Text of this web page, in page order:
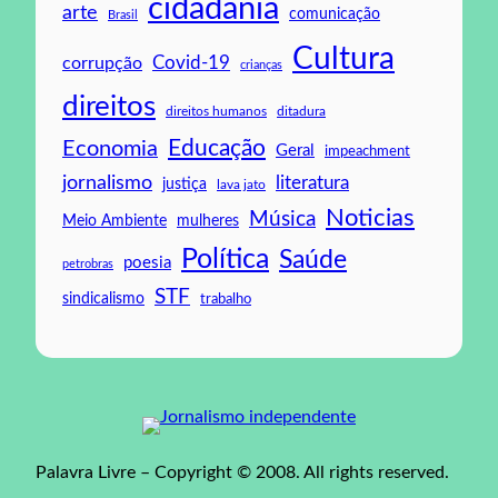
arte Brasil cidadania comunicação
corrupção Covid-19 crianças Cultura
direitos direitos humanos ditadura
Economia Educação Geral impeachment
jornalismo justiça lava jato literatura
Meio Ambiente mulheres Música Noticias
petrobras poesia Política Saúde
sindicalismo STF trabalho
Palavra Livre – Copyright © 2008. All rights reserved.